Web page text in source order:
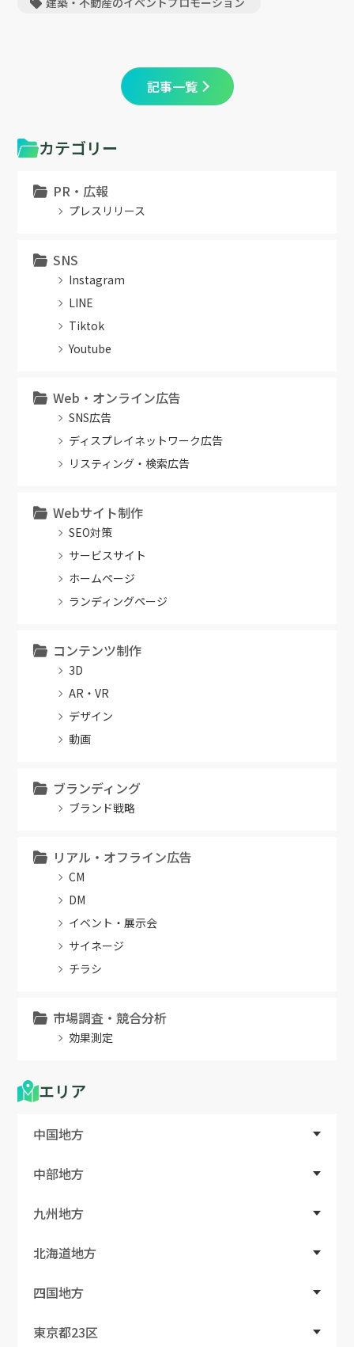
記事一覧
カテゴリー
PR・広報
プレスリリース
SNS
Instagram
LINE
Tiktok
Youtube
Web・オンライン広告
SNS広告
ディスプレイネットワーク広告
リスティング・検索広告
Webサイト制作
SEO対策
サービスサイト
ホームページ
ランディングページ
コンテンツ制作
3D
AR・VR
デザイン
動画
ブランディング
ブランド戦略
リアル・オフライン広告
CM
DM
イベント・展示会
サイネージ
チラシ
市場調査・競合分析
効果測定
エリア
中国地方
中部地方
九州地方
北海道地方
四国地方
東京都23区